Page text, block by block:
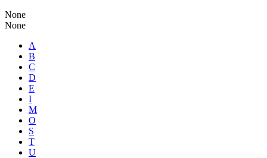
None
None
A
B
C
D
E
I
M
O
S
T
U